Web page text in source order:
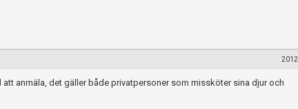
anmäla, det gäller både privatpersoner som missköter sina djur och